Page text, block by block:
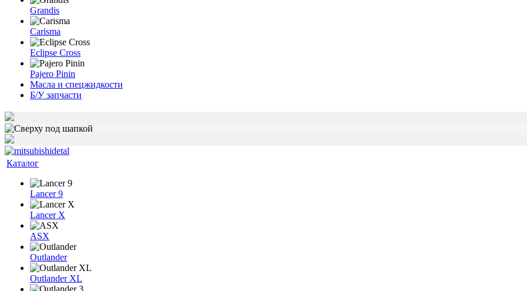
Grandis
Carisma
Eclipse Cross
Pajero Pinin
Масла и спецжидкости
Б/У запчасти
Каталог
Lancer 9
Lancer X
ASX
Outlander
Outlander XL